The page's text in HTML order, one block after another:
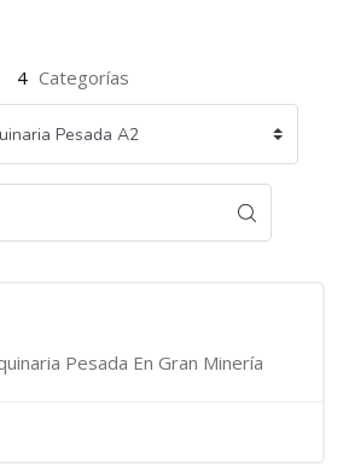
4 Categorías
Pesada En Gran Minería